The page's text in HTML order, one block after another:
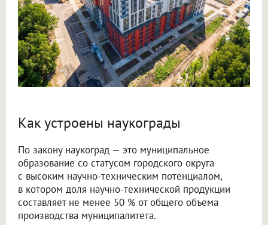
Как устроены наукограды
По закону наукоград — это муниципальное
образование со статусом городского округа
с высоким научно-техническим потенциалом,
в котором доля научно-технической продукции
составляет не менее 50 % от общего объема
производства муниципалитета.